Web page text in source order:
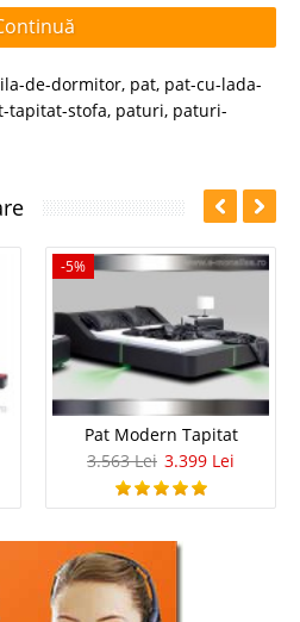
de-dormitor, pat, pat-cu-lada-
tapitat-stofa, paturi, paturi-
-5%
Pat Modern Tapitat
3.563 Lei 3.399 Lei